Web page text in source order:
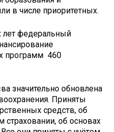
в числе приоритетных.
лет федеральный
программ 460
значительно обновлена
Приняты
средств, об
об основах